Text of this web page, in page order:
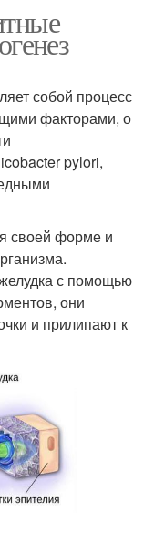
собой процесс
факторами, о
pylori,
своей форме и
с помощью
они
и прилипают к